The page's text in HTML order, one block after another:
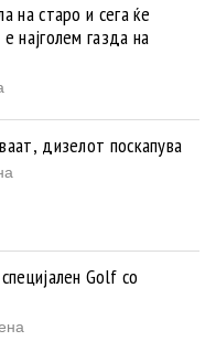
на старо и сега ќе
најголем газда на
дизелот поскапува
Golf со